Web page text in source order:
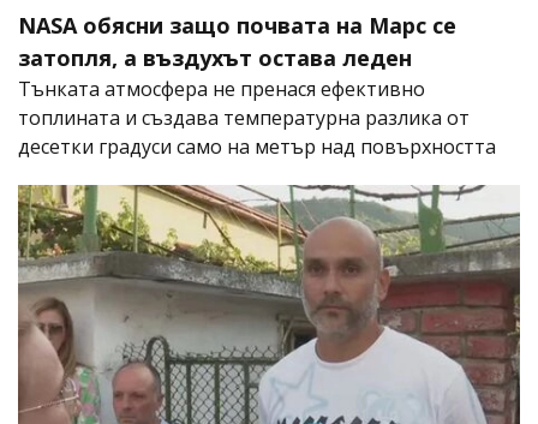
NASA обясни защо почвата на Марс се
затопля, а въздухът остава леден
Тънката атмосфера не пренася ефективно
топлината и създава температурна разлика от
десетки градуси само на метър над повърхността